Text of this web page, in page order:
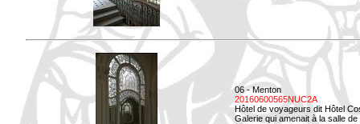
06 - Menton
20160600565NUC2A
Hôtel de voyageurs dit Hôtel
Galerie qui amenait à la salle